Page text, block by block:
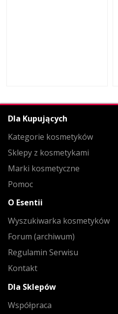
Dla Kupujących
Kategorie kosmetyków
Sklepy z kosmetykami
Marki kosmetyczne
Pomoc
O Esentii
Wyszukiwarka kosmetyków
Forum (archiwum)
Regulamin Serwisu
Kontakt
Dla Sklepów
Współpraca